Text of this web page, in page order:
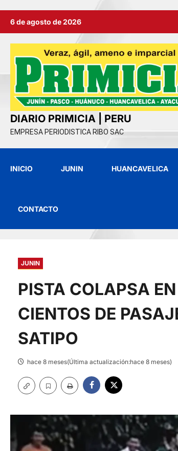
6 de agosto de 2026
DIARIO PRIMICIA | PERU
EMPRESA PERIODISTICA RIBO SAC
INICIO JUNIN HUANCAVELICA
CONTACTO
JUNIN
PISTA COLAPSA
CIENTOS DE
SATIPO
hace 8 meses(Última actualización:hace 8 meses)